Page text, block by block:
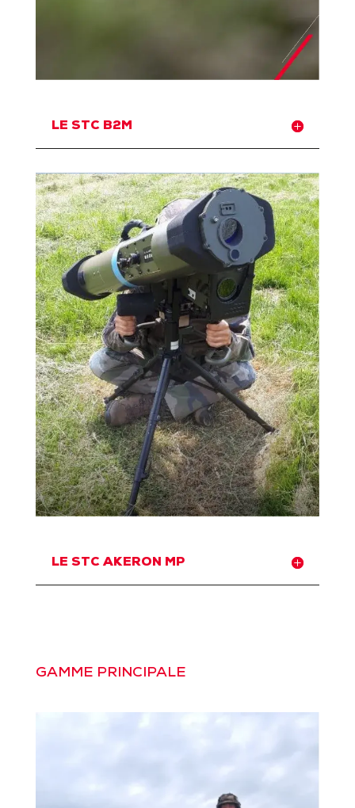
LE STC B2M
LE STC AKERON MP
GAMME PRINCIPALE